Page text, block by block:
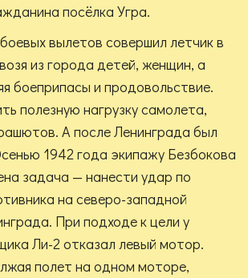
посёлка Угра.
вылетов совершил летчик в
из города детей, женщин, а
боеприпасы и продовольствие.
полезную нагрузку самолета,
А после Ленинграда был
1942 года экипажу Безбокова
задача — нанести удар по
на северо-западной
При подходе к цели у
Ли-2 отказал левый мотор.
полет на одном моторе,